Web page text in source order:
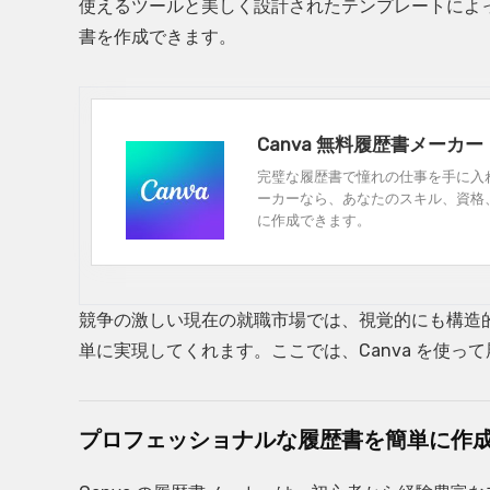
使えるツールと美しく設計されたテンプレートに
書を作成できます。
Canva 無料履歴書メーカー
完璧な履歴書で憧れの仕事を手に
ーカーなら、あなたのスキル、資
に作成できます。
競争の激しい現在の就職市場では、視覚的にも構
単に実現してくれます。ここでは、Canva を使っ
プロフェッショナルな履歴書を簡単に作